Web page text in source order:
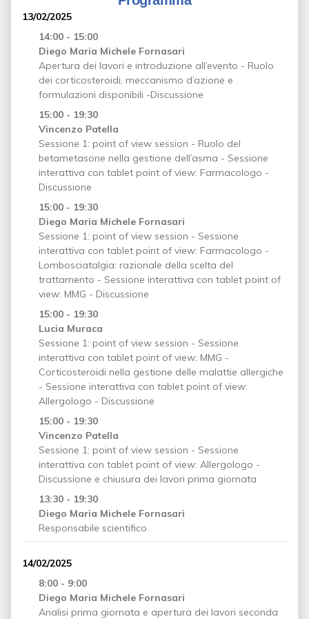
13/02/2025
14:00 - 15:00
Diego Maria Michele Fornasari
Apertura dei lavori e introduzione all’evento - Ruolo
dei corticosteroidi, meccanismo d’azione e
formulazioni disponibili -Discussione
15:00 - 19:30
Vincenzo Patella
Sessione 1: point of view session - Ruolo del
betametasone nella gestione dell’asma - Sessione
interattiva con tablet point of view: Farmacologo -
Discussione
15:00 - 19:30
Diego Maria Michele Fornasari
Sessione 1: point of view session - Sessione
interattiva con tablet point of view: Farmacologo -
Lombosciatalgia: razionale della scelta del
trattamento - Sessione interattiva con tablet point of
view: MMG - Discussione
15:00 - 19:30
Lucia Muraca
Sessione 1: point of view session - Sessione
interattiva con tablet point of view: MMG -
Corticosteroidi nella gestione delle malattie allergiche
- Sessione interattiva con tablet point of view:
Allergologo - Discussione
15:00 - 19:30
Vincenzo Patella
Sessione 1: point of view session - Sessione
interattiva con tablet point of view: Allergologo -
Discussione e chiusura dei lavori prima giornata
13:30 - 19:30
Diego Maria Michele Fornasari
Responsabile scientifico
14/02/2025
8:00 - 9:00
Diego Maria Michele Fornasari
Analisi prima giornata e apertura dei lavori seconda